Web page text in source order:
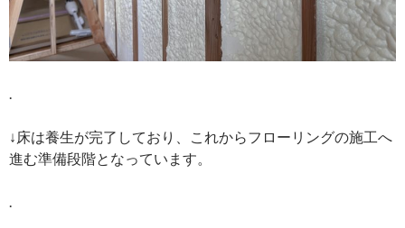
.
↓床は養生が完了しており、これからフローリングの施工へ
進む準備段階となっています。
.